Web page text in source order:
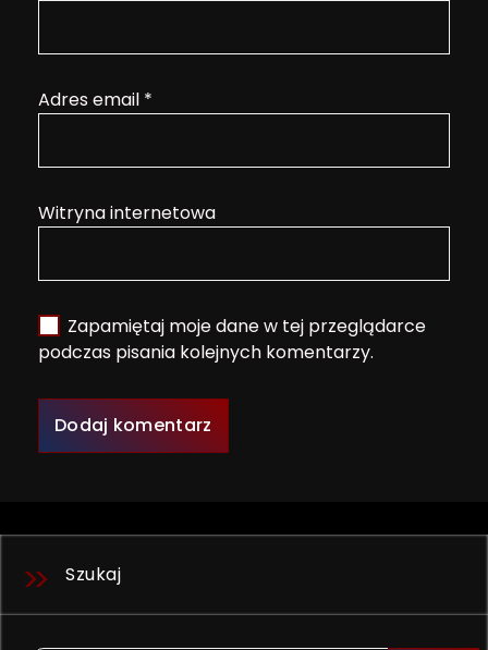
Adres email *
Witryna internetowa
Zapamiętaj moje dane w tej przeglądarce
podczas pisania kolejnych komentarzy.
Szukaj